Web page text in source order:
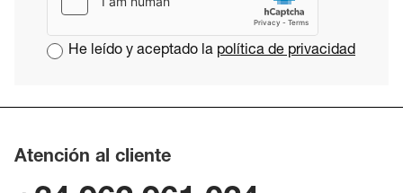
He leído y aceptado la política de privacidad
Atención al cliente